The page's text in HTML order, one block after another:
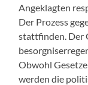
Angeklagten
Der Prozess
stattfinden. Der
Obwohl
werden die